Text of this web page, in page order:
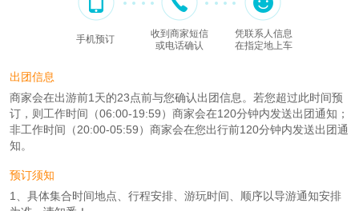
手机预订
收到商家短信
或电话确认
凭联系人信息
在指定地上车
出团信息
商家会在出游前1天的23点前与您确认出团信息。若您超过此时间预
订，则工作时间（06:00-19:59）商家会在120分钟内发送出团通知；
非工作时间（20:00-05:59）商家会在您出行前120分钟内发送出团通
知。
预订须知
1、具体集合时间地点、行程安排、游玩时间、顺序以导游通知安排